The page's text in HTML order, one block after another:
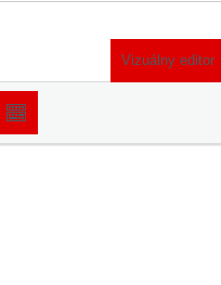
Vizuálny editor